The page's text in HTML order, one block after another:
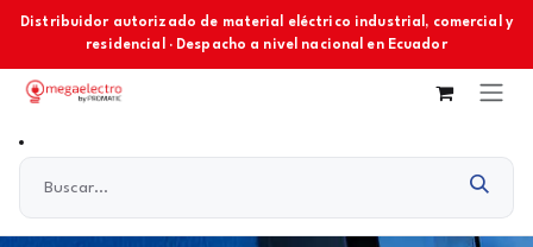
Ir al contenido
Distribuidor autorizado de material eléctrico industrial, comercial y
residencial · Despacho a nivel nacional en Ecuador